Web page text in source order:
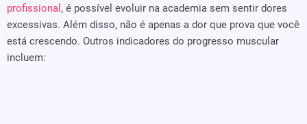
profissional , é possível evoluir na academia sem sentir dores
excessivas. Além disso, não é apenas a dor que prova que você
está crescendo. Outros indicadores do progresso muscular
incluem: